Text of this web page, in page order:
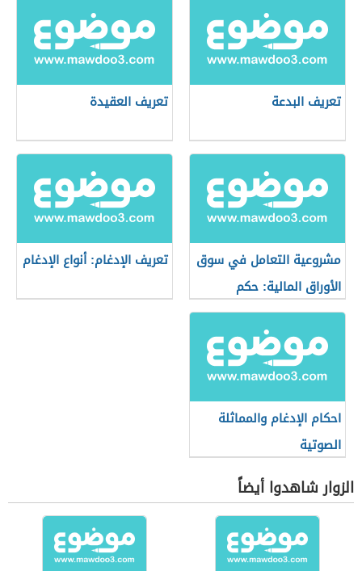
تعريف البدعة تعريف العقيدة
مشروعية التعامل في سوق
الأوراق المالية: حكم
التعامل في البورصة
تعريف الإدغام: أنواع الإدغام
احكام الإدغام والمماثلة
الصوتية
الزوار شاهدوا أيضاً